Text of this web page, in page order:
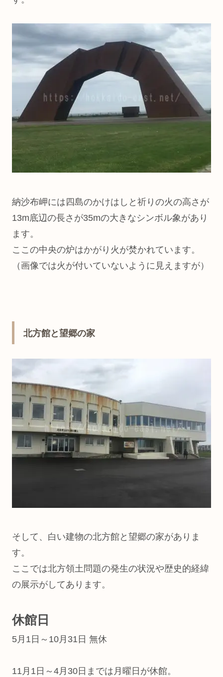
納沙布岬には四島のかけはしと祈りの火の高さが
13m底辺の長さが35mの大きなシンボル象があり
ます。
ここの中央の炉はかがり火が焚かれています。
（画像では火が付いていないように見えますが）
北方館と望郷の家
そして、白い建物の北方館と望郷の家がありま
す。
ここでは北方領土問題の発生の状況や歴史的経緯
の展示がしてあります。
休館日
5月1日～10月31日 無休
11月1日～4月30日までは月曜日が休館。